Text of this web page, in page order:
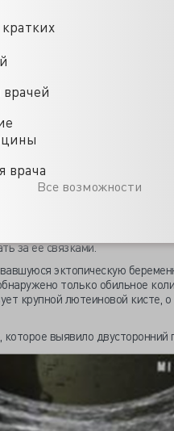
врача
Все возможности
за ее связками.
эктопическую
только обильное
крупной лютеиновой кисте,
выявило двусторонний